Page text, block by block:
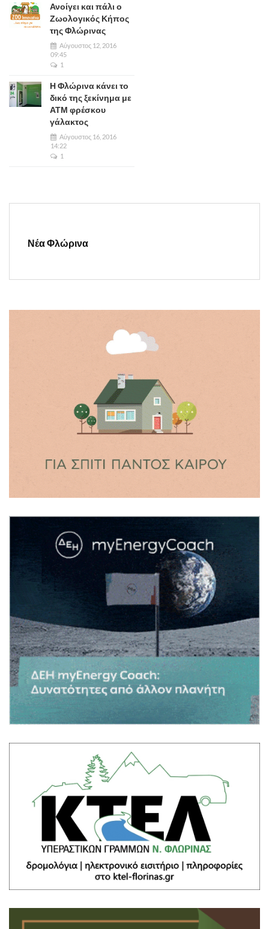
Ανοίγει και πάλι ο
Ζωολογικός Κήπος
της Φλώρινας
Αύγουστος 12, 2016
09:45
1
Η Φλώρινα κάνει το
δικό της ξεκίνημα με
ΑΤΜ φρέσκου
γάλακτος
Αύγουστος 16, 2016
14:22
1
Νέα Φλώρινα